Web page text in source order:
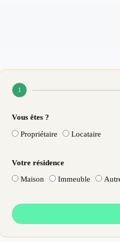
1
Vous êtes ?
Propriétaire Locataire
Votre résidence
Maison Immeuble